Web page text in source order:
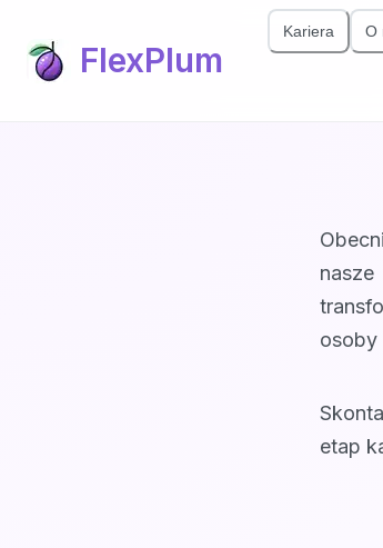
FlexPlum
Kariera O
osoby
etap